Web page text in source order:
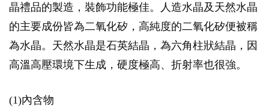
晶禮品的製造，裝飾功能極佳。人造水晶及天然水晶
的主要成份皆為二氧化矽，高純度的二氧化矽便被稱
為水晶。天然水晶是石英結晶，為六角柱狀結晶，因
高溫高壓環境下生成，硬度極高、折射率也很強。
(1)內含物